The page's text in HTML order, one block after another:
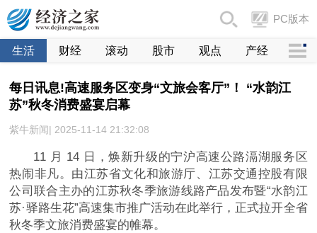
PC版本
生活 财经 滚动 股市 观点 产经
每日讯息!高速服务区变身“文旅会客厅”！ “水韵江
苏”秋冬消费盛宴启幕
紫牛新闻| 2025-11-14 21:32:08
11 月 14 日，焕新升级的宁沪高速公路滆湖服务区
热闹非凡。由江苏省文化和旅游厅、江苏交通控股有限
公司联合主办的江苏秋冬季旅游线路产品发布暨“水韵江
苏·驿路生花”高速集市推广活动在此举行，正式拉开全省
秋冬季文旅消费盛宴的帷幕。